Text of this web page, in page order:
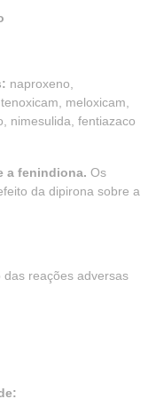
naproxeno,
meloxicam,
nimesulida, fentiazaco
a fenindiona. Os
da dipirona sobre a
reações adversas